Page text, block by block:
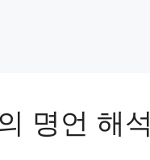
명언 해석